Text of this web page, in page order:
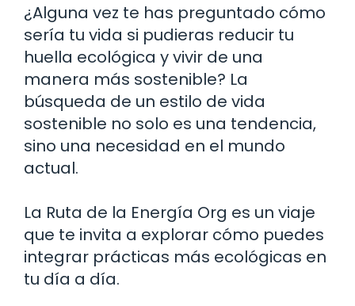
¿Alguna vez te has preguntado cómo
sería tu vida si pudieras reducir tu
huella ecológica y vivir de una
manera más sostenible? La
búsqueda de un estilo de vida
sostenible no solo es una tendencia,
sino una necesidad en el mundo
actual.
La Ruta de la Energía Org es un viaje
que te invita a explorar cómo puedes
integrar prácticas más ecológicas en
tu día a día.